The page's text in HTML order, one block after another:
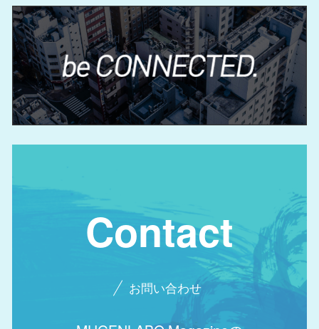
Contact
お問い合わせ